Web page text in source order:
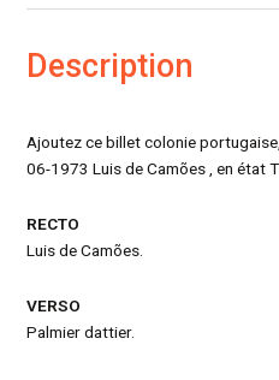
Description
Ajoutez ce billet colonie
06-1973 Luis de Camões , en état
RECTO
Luis de Camões.
VERSO
Palmier dattier.